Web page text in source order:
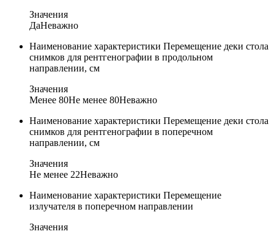
Значения
ДаНеважно
Наименование характеристики Перемещение деки стола
снимков для рентгенографии в продольном
направлении, см
Значения
Менее 80Не менее 80Неважно
Наименование характеристики Перемещение деки стола
снимков для рентгенографии в поперечном
направлении, см
Значения
Не менее 22Неважно
Наименование характеристики Перемещение
излучателя в поперечном направлении
Значения